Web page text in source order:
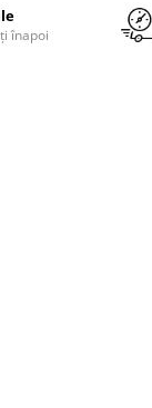
înapoi